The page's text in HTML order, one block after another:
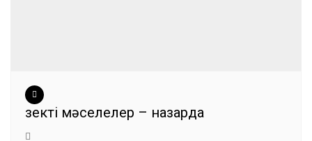
Өзекті мәселелер – назарда